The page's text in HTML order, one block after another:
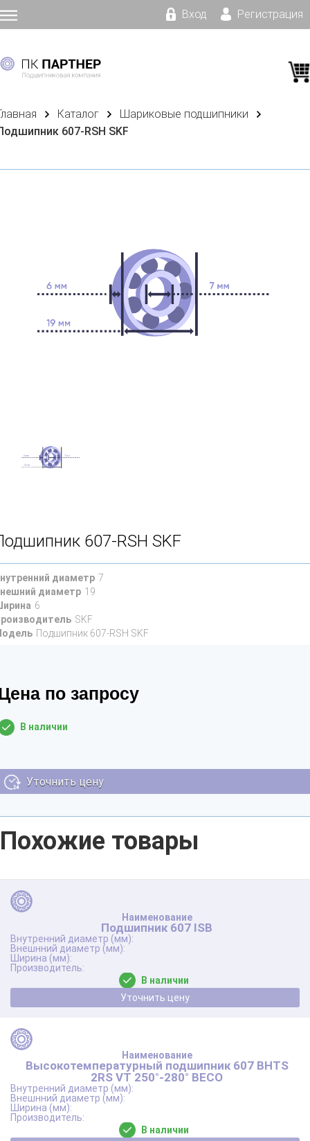
Вход Регистрация
Каталог
Шариковые подшипники
607-RSH SKF
607-RSH SKF
диаметр 7
диаметр 19
6
SKF
Подшипник 607-RSH SKF
по запросу
В наличии
Уточнить цену
Похожие товары
Подшипник 607 ISB
В наличии
Уточнить цену
Высокотемпературный подшипник 607 BHTS
2RS VT 250°-280° BECO
В наличии